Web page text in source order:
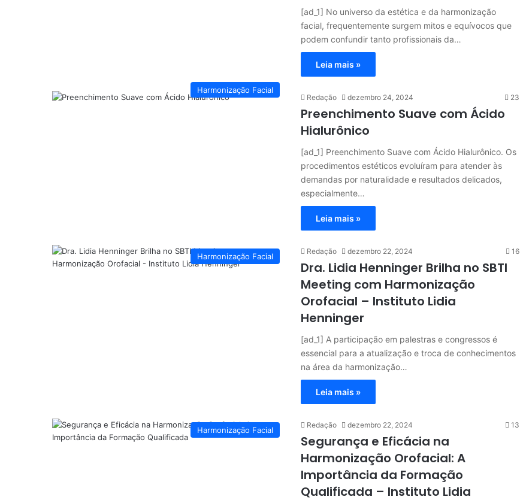
[ad_1] No universo da estética e da harmonização
facial, frequentemente surgem mitos e equívocos que
podem confundir tanto profissionais da…
Leia mais »
Harmonização Facial
Redação dezembro 24, 2024 23
Preenchimento Suave com Ácido
Hialurônico
[ad_1] Preenchimento Suave com Ácido Hialurônico. Os
procedimentos estéticos evoluíram para atender às
demandas por naturalidade e resultados delicados,
especialmente…
Leia mais »
Harmonização Facial
Redação dezembro 22, 2024 16
Dra. Lidia Henninger Brilha no SBTI
Meeting com Harmonização
Orofacial – Instituto Lidia
Henninger
[ad_1] A participação em palestras e congressos é
essencial para a atualização e troca de conhecimentos
na área da harmonização…
Leia mais »
Harmonização Facial
Redação dezembro 22, 2024 13
Segurança e Eficácia na
Harmonização Orofacial: A
Importância da Formação
Qualificada – Instituto Lidia